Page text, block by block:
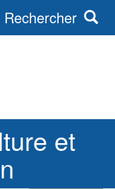
et
Rechercher